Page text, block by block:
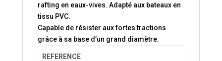
rafting en eaux-vives. Adapté aux bateaux en
tissu PVC.
Capable de résister aux fortes tractions
grâce à sa base d’un grand diamètre.
REFERENCE